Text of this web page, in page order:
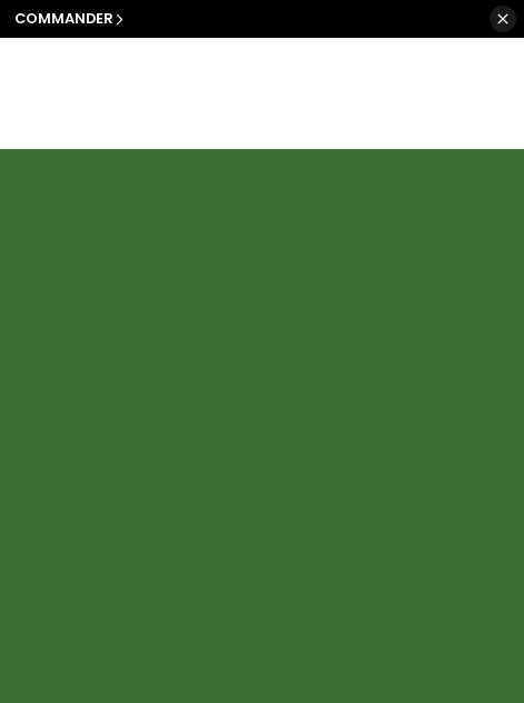
COMMANDER